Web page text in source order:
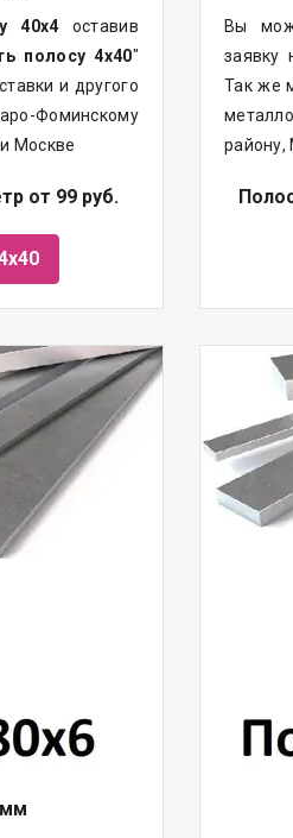
40х4 оставив
полосу 4х40"
и другого
Москве
от 99 руб.
Вы
заявку
Так же
району,